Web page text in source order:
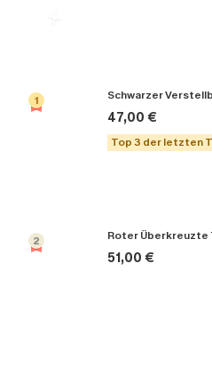
1
47,00 €
Top 3 der letzten
2 Roter Überkreuzte
51,00 €